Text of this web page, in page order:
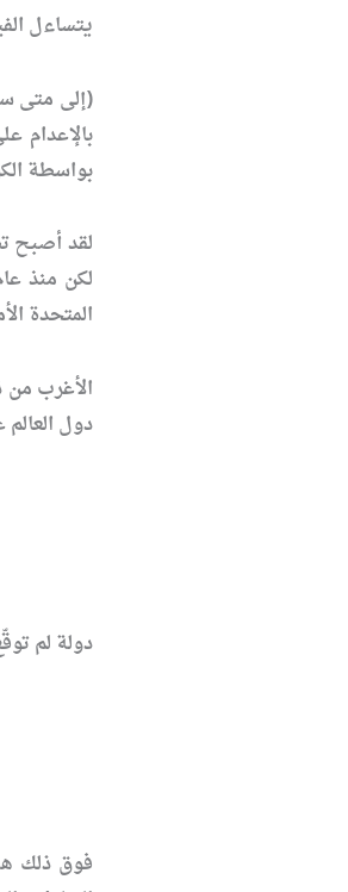
يتساءل
بواسطة الكرسي
المتحدة
دول
دولة لم
فوق ذلك